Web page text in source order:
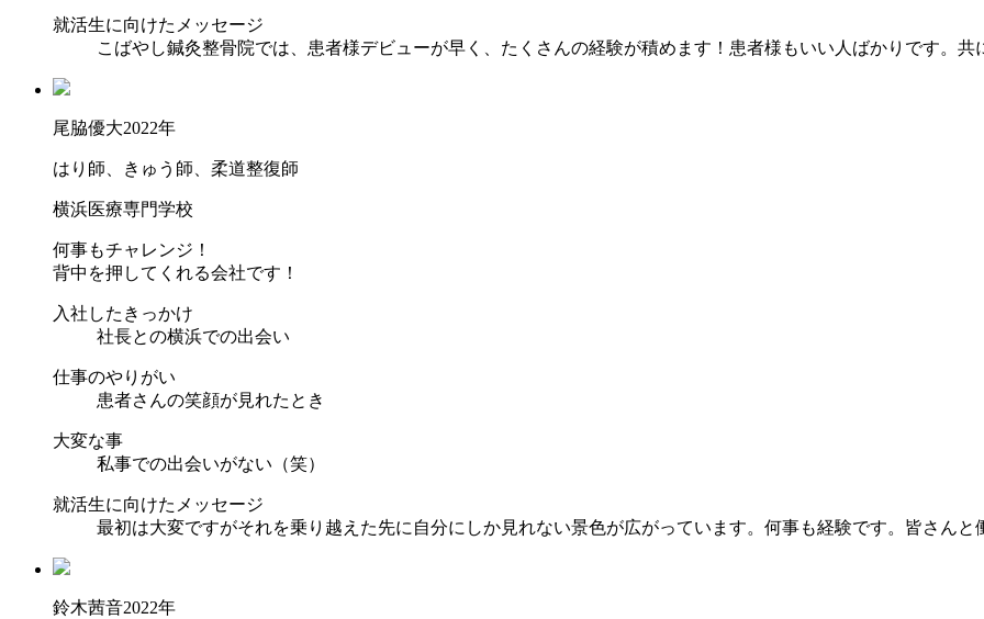
就活生に向けたメッセージ
こばやし鍼灸整骨院では、患者様デビューが早く、たくさんの経験が積めます！患者様もいい人ばかりです。共
尾脇優大2022年
はり師、きゅう師、柔道整復師
横浜医療専門学校
何事もチャレンジ！
背中を押してくれる会社です！
入社したきっかけ
社長との横浜での出会い
仕事のやりがい
患者さんの笑顔が見れたとき
大変な事
私事での出会いがない（笑）
就活生に向けたメッセージ
最初は大変ですがそれを乗り越えた先に自分にしか見れない景色が広がっています。何事も経験です。皆さんと
鈴木茜音2022年